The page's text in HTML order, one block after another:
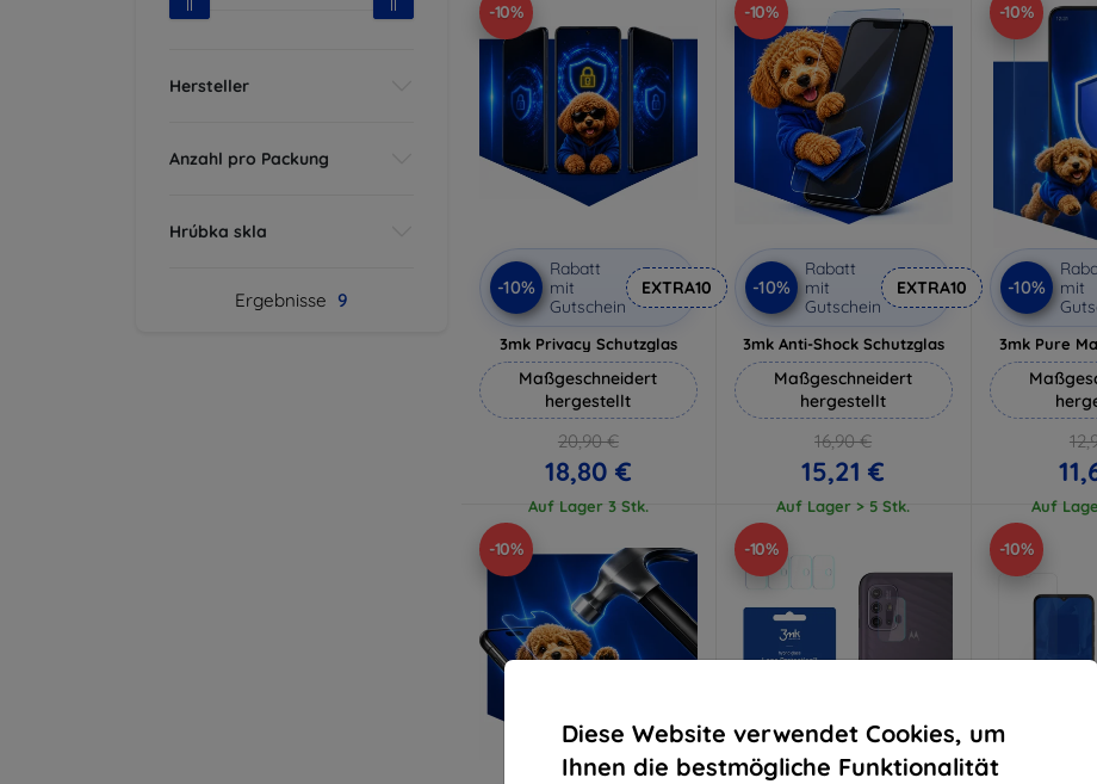
Diese Website verwendet Cookies, um
Ihnen die bestmögliche Funktionalität
Hersteller
Anzahl pro Packung
Hrúbka skla
Ergebnisse 9
-10%
-10%
Rabatt
mit
Gutschein
EXTRA10
3mk Privacy Schutzglas
Maßgeschneidert
hergestellt
20,90 €
18,80 €
Auf Lager 3 Stk.
-10%
-10%
Rabatt
mit
Gutschein
EXTRA10
3mk Anti-Shock Schutzglas
Maßgeschneidert
hergestellt
16,90 €
15,21 €
Auf Lager > 5 Stk.
-10%
-10%
mit
3mk Pure
Auf
-10% -10% -10%